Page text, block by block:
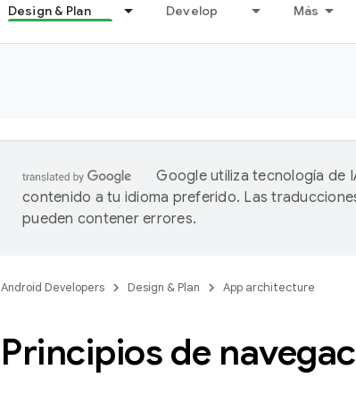
Design & Plan Develop Más
Google utiliza tecnología de
contenido a tu idioma preferido. Las
pueden contener errores.
Android Developers Design & Plan App architecture
Principios de